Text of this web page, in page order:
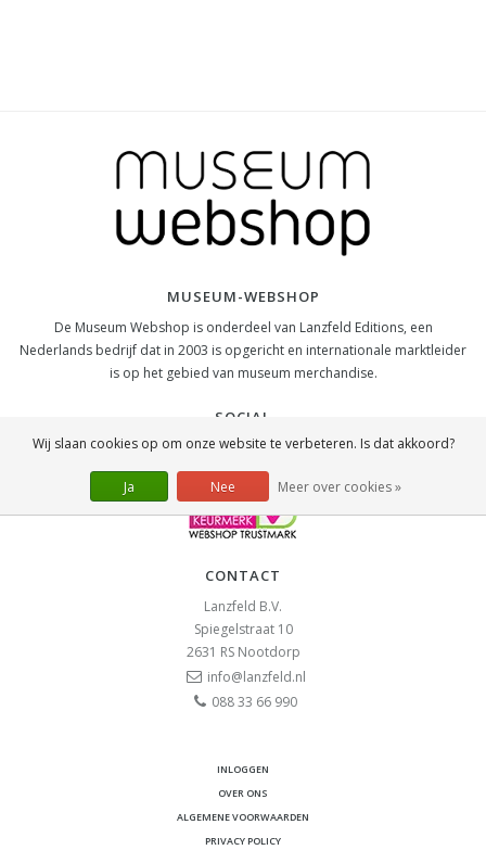
MUSEUM-WEBSHOP
De Museum Webshop is onderdeel van Lanzfeld Editions, een
Nederlands bedrijf dat in 2003 is opgericht en internationale marktleider
is op het gebied van museum merchandise.
SOCIAL
CONTACT
Lanzfeld B.V.
Spiegelstraat 10
2631 RS Nootdorp
info@lanzfeld.nl
088 33 66 990
INLOGGEN
OVER ONS
ALGEMENE VOORWAARDEN
PRIVACY POLICY
Wij slaan cookies op om onze website te verbeteren. Is dat akkoord?
Ja Nee Meer over cookies »